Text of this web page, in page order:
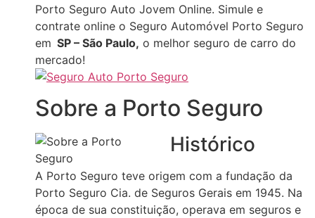
Porto Seguro Auto Jovem Online. Simule e
contrate online o Seguro Automóvel Porto Seguro
em SP – São Paulo, o melhor seguro de carro do
mercado!
Sobre a Porto Seguro
Histórico
A Porto Seguro teve origem com a fundação da
Porto Seguro Cia. de Seguros Gerais em 1945. Na
época de sua constituição, operava em seguros e